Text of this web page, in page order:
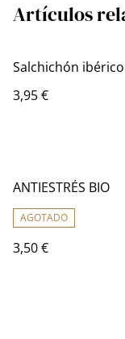
Artículos
Salchichón
3,95 €
ANTIESTRÉS BIO
AGOTADO
3,50 €